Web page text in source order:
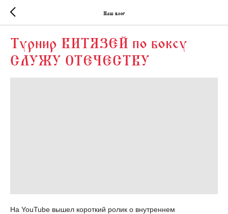
Наш блог
Турнир ВИТЯЗЕЙ по боксу
СЛУЖУ ОТЕЧЕСТВУ
На YouTube вышел короткий ролик о внутреннем